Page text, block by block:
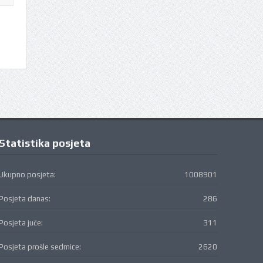
posjeta
1008901
posjeta:
286
danas:
311
juče:
2620
prošle sedmice: